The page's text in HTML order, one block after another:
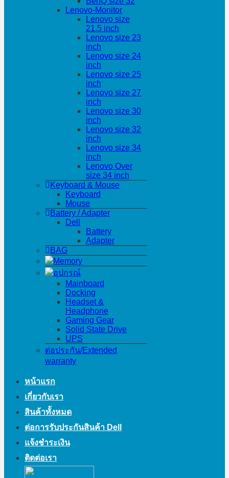
Lenovo-Monitor
Lenovo size
21.5 inch
Lenovo size 23
inch
Lenovo size 24
inch
Lenovo size 25
inch
Lenovo size 27
inch
Lenovo size 30
inch
Lenovo size 32
inch
Lenovo size 34
inch
Lenovo Over
size 34 inch
Keyboard & Mouse
Keyboard
Mouse
Battery / Adapter
Dell
Battery
Adapter
BAG
Memory
อุปกรณ์
Mainboard
Docking
Headset &
Headphone
Gaming Gear
Solid State Drive
UPS
ต่อประกัน/Extended
warranty
หน้าแรก
เกี่ยวกับเรา
สินค้าทั้งหมด
ต่อการรับประกันสินค้า Dell
แจ้งชำระเงิน
ติดต่อเรา